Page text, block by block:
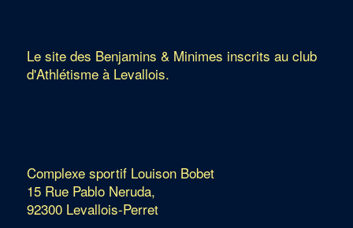
Le site des Benjamins & Minimes inscrits au club
d'Athlétisme à Levallois.
Complexe sportif Louison Bobet
15 Rue Pablo Neruda,
92300 Levallois-Perret